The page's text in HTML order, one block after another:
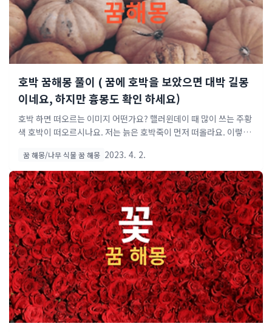
호박 꿈해몽 풀이 ( 꿈에 호박을 보았으면 대박 길몽
이네요, 하지만 흉몽도 확인 하세요)
호박 하면 떠오르는 이미지 어떤가요? 핼러윈데이 때 많이 쓰는 주황
색 호박이 떠오르시나요. 저는 늙은 호박죽이 먼저 떠올라요. 이렇게
를 가지고 있다고 해요. 우리랑 친숙한 호박꿈이지만 의외로 길몽이
많아서 놀랬네요. 그래서 오늘은 호박꿈 해몽에 대해 알려드릴게요.
호박 꿈 일반적으로 알려진 두 가지 의미부터 시작해 볼게요. 똥꿈
best 모음 로또 꿈 best 모음 호박꿈해몽 중 좋은 뜻으로는 뭐가 있
을까요? 호박꿈 중에서도 황금색 호박이라면 재물운 상승이라는 아
주 좋은 징조라고 합니다. 큰돈이 들어오거나 사업하시는 분들이시
라면 사업이 번창한다는 등 금전관련해서 긍정적인 해석이 많아요.
특히나 태몽과도 관련이 깊은데, 임산부가 이 꿈을 꾸..
꿈 해몽/나무 식물 꿈 해몽 2023. 4. 2.